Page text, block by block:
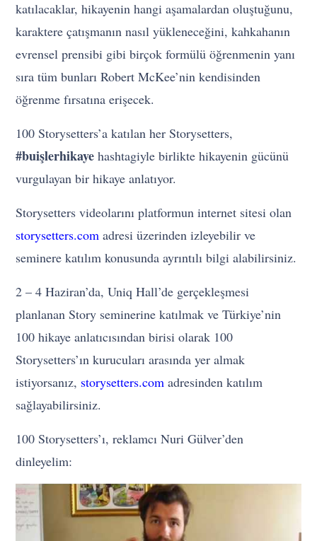
katılacaklar, hikayenin hangi aşamalardan oluştuğunu,
karaktere çatışmanın nasıl yükleneceğini, kahkahanın
evrensel prensibi gibi birçok formülü öğrenmenin yanı
sıra tüm bunları Robert McKee’nin kendisinden
öğrenme fırsatına erişecek.
100 Storysetters’a katılan her Storysetters,
#buişlerhikaye hashtagiyle birlikte hikayenin gücünü
vurgulayan bir hikaye anlatıyor.
Storysetters videolarını platformun internet sitesi olan
storysetters.com adresi üzerinden izleyebilir ve
seminere katılım konusunda ayrıntılı bilgi alabilirsiniz.
2 – 4 Haziran’da, Uniq Hall’de gerçekleşmesi
planlanan Story seminerine katılmak ve Türkiye’nin
100 hikaye anlatıcısından birisi olarak 100
Storysetters’ın kurucuları arasında yer almak
istiyorsanız, storysetters.comadresinden katılım
sağlayabilirsiniz.
100 Storysetters’ı, reklamcı Nuri Gülver’den
dinleyelim: